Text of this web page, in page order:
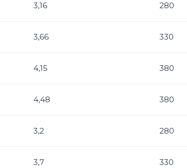
3,16 280
3,66 330
4,15 380
4,48 380
3,2 280
3,7 330